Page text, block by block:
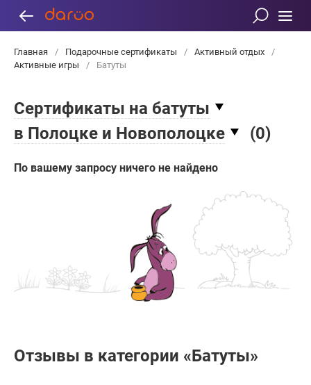
Главная / Подарочные сертификаты / Активный отдых
/
Активные игры
/ Батуты
Сертификаты на батуты
в Полоцке и Новополоцке
(0)
По вашему запросу ничего не найдено
Отзывы в категории «Батуты»